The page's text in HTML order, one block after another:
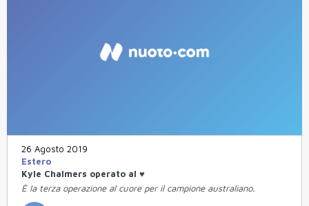
26 Agosto 2019
Estero
Kyle Chalmers operato al ♥
È la terza operazione al cuore per il campione australiano.